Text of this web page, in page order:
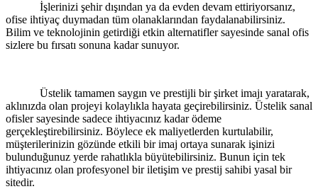
İşlerinizi şehir dışından ya da evden devam ettiriyorsanız,
ofise ihtiyaç duymadan tüm olanaklarından faydalanabilirsiniz.
Bilim ve teknolojinin getirdiği etkin alternatifler sayesinde sanal ofis
sizlere bu fırsatı sonuna kadar sunuyor.
Üstelik tamamen saygın ve prestijli bir şirket imajı yaratarak,
aklınızda olan projeyi kolaylıkla hayata geçirebilirsiniz. Üstelik sanal
ofisler sayesinde sadece ihtiyacınız kadar ödeme
gerçekleştirebilirsiniz. Böylece ek maliyetlerden kurtulabilir,
müşterilerinizin gözünde etkili bir imaj ortaya sunarak işinizi
bulunduğunuz yerde rahatlıkla büyütebilirsiniz. Bunun için tek
ihtiyacınız olan profesyonel bir iletişim ve prestij sahibi yasal bir
sitedir.